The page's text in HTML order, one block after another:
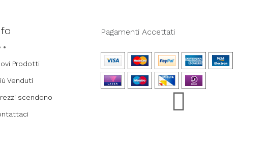
Prodotti
Venduti
scendono
Pagamenti Accettati